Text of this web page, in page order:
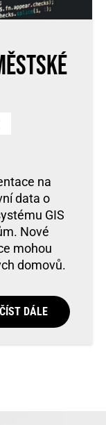
na
data o
GIS
Nové
mohou
domovů.
ČÍST DÁLE